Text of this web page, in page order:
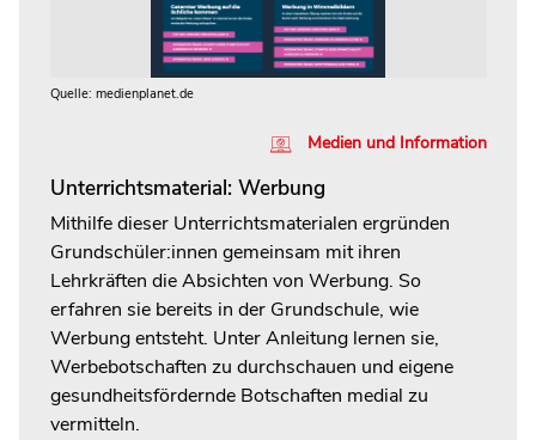
Quelle: medienplanet.de
Medien und Information
Unterrichtsmaterial: Werbung
Mithilfe dieser Unterrichtsmaterialen ergründen
Grundschüler:innen gemeinsam mit ihren
Lehrkräften die Absichten von Werbung. So
erfahren sie bereits in der Grundschule, wie
Werbung entsteht. Unter Anleitung lernen sie,
Werbebotschaften zu durchschauen und eigene
gesundheitsfördernde Botschaften medial zu
vermitteln.